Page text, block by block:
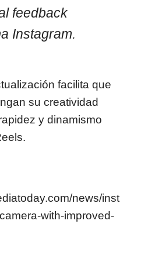
feedback
Instagram.
facilita que
su creatividad
y dinamismo
news/inst
with-improved-